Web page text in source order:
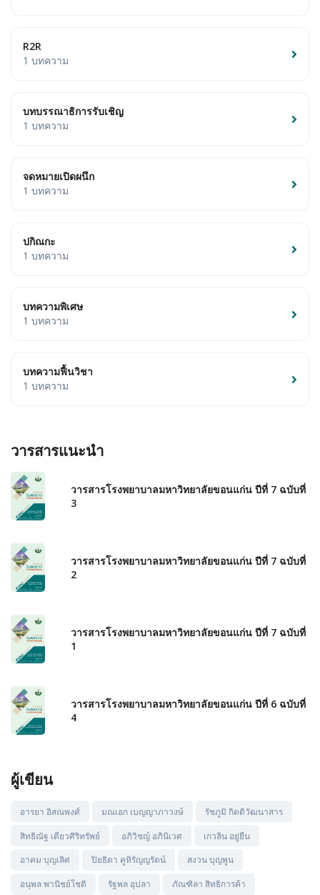
R2R
1 บทความ
บทบรรณาธิการรับเชิญ
1 บทความ
จดหมายเปิดผนึก
1 บทความ
ปกิณกะ
1 บทความ
บทความพิเศษ
1 บทความ
บทความฟื้นวิชา
1 บทความ
วารสารแนะนำ
วารสารโรงพยาบาลมหาวิทยาลัยขอนแก่น ปีที่ 7 ฉบับที่
3
วารสารโรงพยาบาลมหาวิทยาลัยขอนแก่น ปีที่ 7 ฉบับที่
2
วารสารโรงพยาบาลมหาวิทยาลัยขอนแก่น ปีที่ 7 ฉบับที่
1
วารสารโรงพยาบาลมหาวิทยาลัยขอนแก่น ปีที่ 6 ฉบับที่
4
ผู้เขียน
อารยา อิสณพงศ์ มณเอก เบญญาภาวงษ์
รัชภูมิ กิตติวัฒนาสาร
สิทธิณัฐ เตียวศิริทรัพย์
อภิวิชญ์ อภินิเวศ
เกวลิน อยู่ยืน
อาคม บุญเลิศ
ปิยธิดา คูหิรัญญรัตน์
สงวน บุญพูน
อนุพล พานิชย์โชติ
รัฐพล อุปลา
ภัณฑิลา สิทธิการค้า